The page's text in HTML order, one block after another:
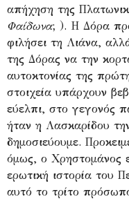
απήχηση της
Φαίδωνα; ). Η Δόρα
φιλήσει τη Λιάνα,
της Δόρας να την
αυτοκτονίας της
στοιχεία υπάρχουν
εύελπι, στο γεγονός
ήταν η Λασκαρίδου
δημοσιεύουμε.
όμως, ο Χρηστομάνος
ερωτική ιστορία του
αυτό το τρίτο